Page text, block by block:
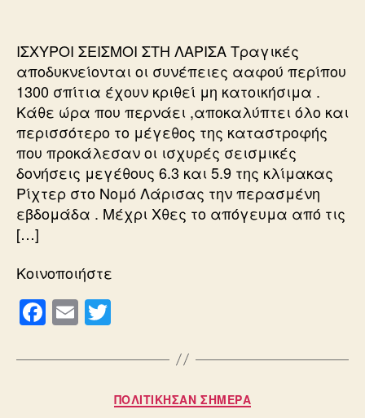
ΙΣΧΥΡΟΙ ΣΕΙΣΜΟΙ ΣΤΗ ΛΑΡΙΣΑ Τραγικές
αποδυκνείονται οι συνέπειες ααφού περίπου
1300 σπίτια έχουν κριθεί μη κατοικήσιμα .
Κάθε ώρα που περνάει ,αποκαλύπτει όλο και
περισσότερο το μέγεθος της καταστροφής
που προκάλεσαν οι ισχυρές σεισμικές
δονήσεις μεγέθους 6.3 και 5.9 της κλίμακας
Ρίχτερ στο Νομό Λάρισας την περασμένη
εβδομάδα . Μέχρι Χθες το απόγευμα από τις
[…]
Κοινοποιήστε
F
a
c
E
m
ailtt
er Κατηγορίες
ΠΟΛΙΤΙΚΗΣΑΝ ΣΗΜΕΡΑ